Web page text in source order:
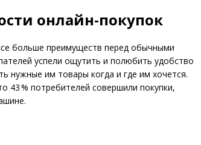
онлайн-покупок
больше преимуществ перед обычными
успели ощутить и полюбить удобство
нужные им товары когда и где им хочется.
43 % потребителей совершили покупки,